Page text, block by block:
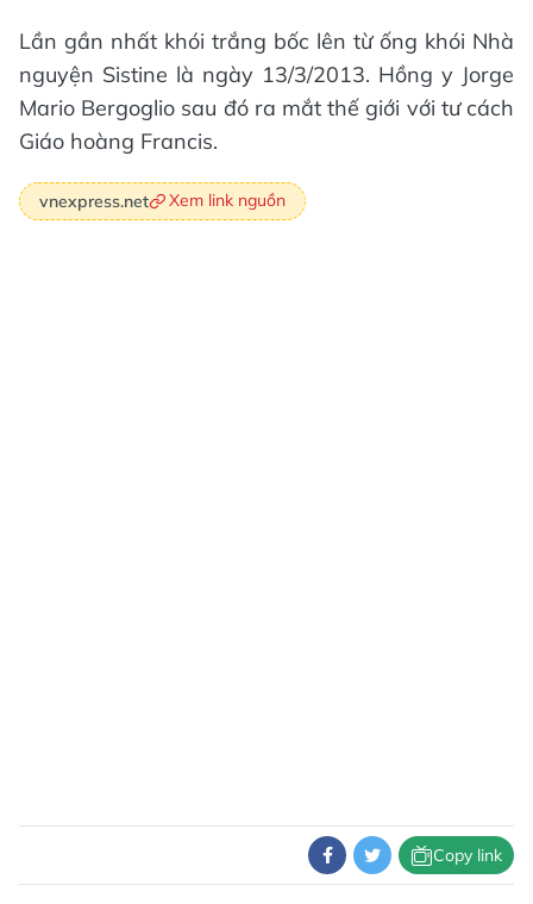
Lần gần nhất khói trắng bốc lên từ ống khói Nhà
nguyện Sistine là ngày 13/3/2013. Hồng y Jorge
Mario Bergoglio sau đó ra mắt thế giới với tư cách
Giáo hoàng Francis.
vnexpress.net Xem link nguồn
Copy link